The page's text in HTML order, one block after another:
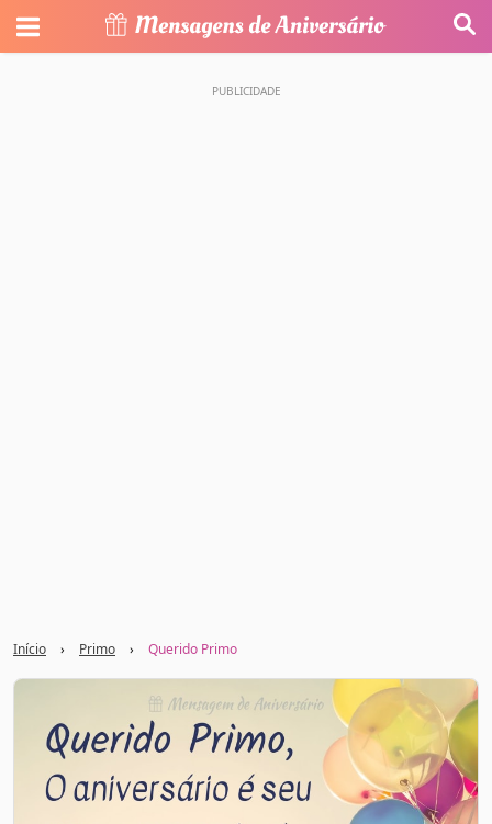
Início › Primo › Querido Primo